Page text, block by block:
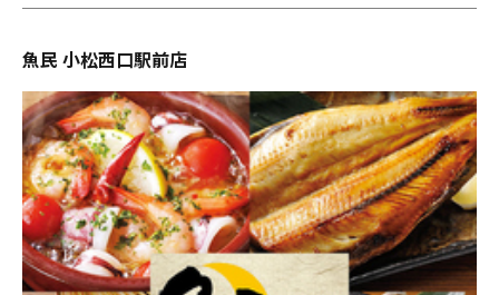
魚民 小松西口駅前店